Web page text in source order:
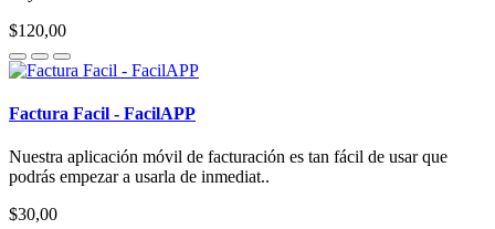
$120,00
Factura Facil - FacilAPP
Nuestra aplicación móvil de facturación es tan fácil de usar que
podrás empezar a usarla de inmediat..
$30,00